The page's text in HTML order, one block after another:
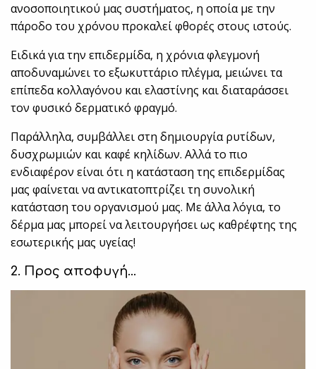
ανοσοποιητικού μας συστήματος, η οποία με την
πάροδο του χρόνου προκαλεί φθορές στους ιστούς.
Ειδικά για την επιδερμίδα, η χρόνια φλεγμονή
αποδυναμώνει το εξωκυττάριο πλέγμα, μειώνει τα
επίπεδα κολλαγόνου και ελαστίνης και διαταράσσει
τον φυσικό δερματικό φραγμό.
Παράλληλα, συμβάλλει στη δημιουργία ρυτίδων,
δυσχρωμιών και καφέ κηλίδων. Αλλά το πιο
ενδιαφέρον είναι ότι η κατάσταση της επιδερμίδας
μας φαίνεται να αντικατοπτρίζει τη συνολική
κατάσταση του οργανισμού μας. Με άλλα λόγια, το
δέρμα μας μπορεί να λειτουργήσει ως καθρέφτης της
εσωτερικής μας υγείας!
2. Προς αποφυγή…